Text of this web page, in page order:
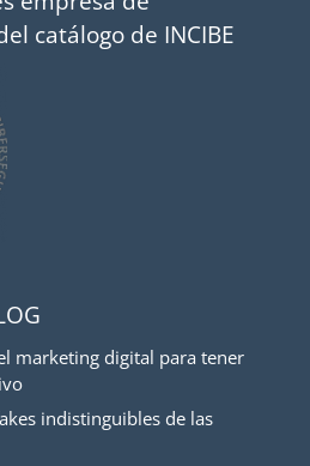
catálogo de INCIBE
marketing digital para tener
indistinguibles de las